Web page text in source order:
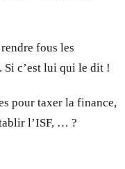
fous les
Si c’est lui qui le dit !
pour taxer la finance,
l’ISF, … ?